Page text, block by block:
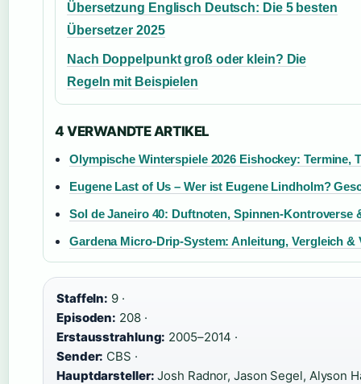
Übersetzung Englisch Deutsch: Die 5 besten
Übersetzer 2025
Nach Doppelpunkt groß oder klein? Die
Regeln mit Beispielen
4 VERWANDTE ARTIKEL
Olympische Winterspiele 2026 Eishockey: Termine,
Eugene Last of Us – Wer ist Eugene Lindholm?
Sol de Janeiro 40: Duftnoten, Spinnen-Kontroverse
Gardena Micro-Drip-System: Anleitung, Vergleich &
Staffeln: 9 ·
Episoden: 208 ·
Erstausstrahlung: 2005–2014 ·
Sender: CBS ·
Hauptdarsteller: Josh Radnor, Jason Segel, Alyson